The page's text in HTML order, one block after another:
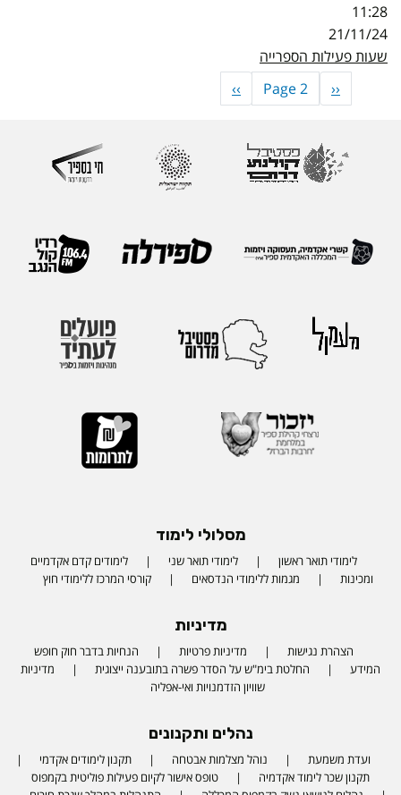
11:28
21/11/24
שעות פעילות הספרייה
Pagination
לעמוד
הקודם
‹‹
Page 2
לעמוד
הבא
››
מסלולי לימוד
לימודי תואר ראשון לימודי תואר שני
לימודים קדם אקדמיים
ומכינות
מגמות ללימודי הנדסאים קורסי המרכז ללימודי חוץ
מדיניות
הצהרת נגישות מדיניות פרטיות
הנחיות בדבר חוק חופש
המידע
החלטת בימ"ש על הסדר פשרה בתובענה ייצוגית
מדיניות
שוויון הזדמנויות ואי-אפליה
נהלים ותקנונים
ועדת משמעת נוהל מצלמות אבטחה
תקנון לימודים אקדמי
תקנון שכר לימוד אקדמיה
טופס אישור לקיום פעילות פוליטית בקמפוס